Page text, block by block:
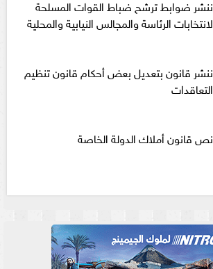
ننشر ضوابط ترشح ضباط القوات المسلحة
لانتخابات الرئاسة والمجالس النيابية والمحلية‎
ننشر قانون بتعديل بعض أحكام قانون تنظيم
التعاقدات
نص قانون أملاك الدولة الخاصة